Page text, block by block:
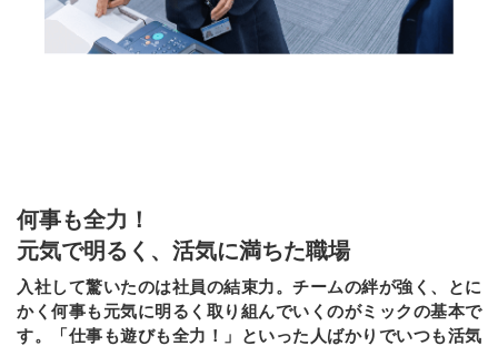
何事も全力！
元気で明るく、活気に満ちた職場
入社して驚いたのは社員の結束力。チームの絆が強く、とに
かく何事も元気に明るく取り組んでいくのがミックの基本で
す。「仕事も遊びも全力！」といった人ばかりでいつも活気